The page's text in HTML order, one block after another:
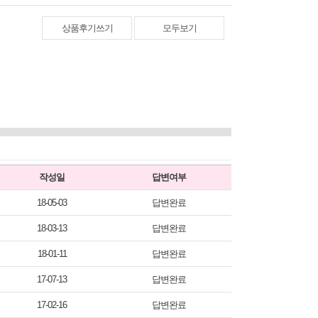
상품후기쓰기 모두보기
작성일 답변여부
18-05-03 답변완료
18-03-13 답변완료
18-01-11 답변완료
17-07-13 답변완료
17-02-16 답변완료